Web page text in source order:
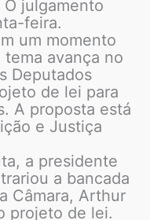
julgamento
feira.
um momento
avança no
Deputados
de lei para
A proposta está
e Justiça
a presidente
a bancada
Câmara, Arthur
projeto de lei.